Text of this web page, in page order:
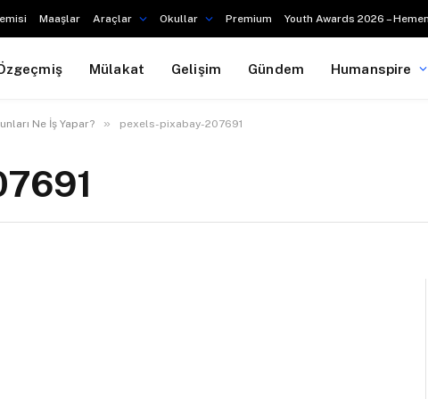
Maaşlar Araçlar Okullar Premium Youth Awards 2026 –
Mülakat Gelişim Gündem Humanspire
Ne İş Yapar? » pexels-pixabay-207691